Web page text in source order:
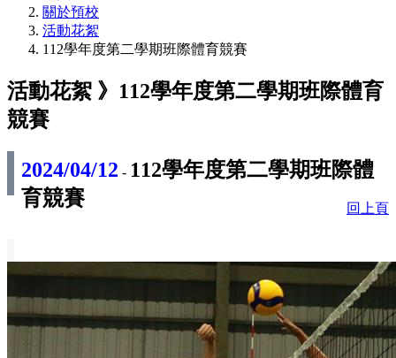
關於預校
活動花絮
112學年度第二學期班際體育競賽
活動花絮 》 112學年度第二學期班際體育
競賽
2024/04/12 - 112學年度第二學期班際體
育競賽
回上頁